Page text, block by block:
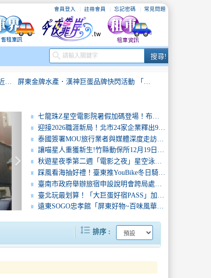
會員登入 註冊會員 忘記密碼 常見問題
搜
尋
search 搜尋!
2026臺南全國鐵人三項錦標賽安平登場近千名選手挑戰極限展現運動城市活力 屏東金牌水產．漢神巨蛋品牌快閃活動 「名廚料理 × 金牌業者齊聚，展現產地到餐桌魅力」
新加坡NATAS春季旅展登場 澎湖跨海行銷 拓展國際觀光新契機
泰國簽署MOU旅行業者與媒體深度走訪屏東 強化屏東旅遊印象 2026嘉義市購物節7月開跑！滿500元抽百萬元豪華汽車、百萬現金大獎抽不完
2026義大世界999秒跨年煙火秀 史上最浪漫鉅獻
2026臺南全國鐵人三項錦標賽安平登場近千名選手挑戰極限展現運動城市活力 屏東金牌水產．漢神巨蛋品牌快閃活動 「名廚料理 × 金牌業者齊聚，展現產地到餐桌魅力」
寒單爺首炸震撼開場！2026臺東元宵嘉年華登場，煙火晚會3/7點亮海濱
keyboard_arrow_right
七龍珠Z星空電影院暑假加碼登場！布羅利劇場版7月21日18時15分免費放映 限量發送1,000支《七龍珠Z》主題透扇
迎接2026職涯新局！北市24家企業釋出905職缺搶人才
泰國簽署MOU旅行業者與媒體深度走訪屏東 強化屏東旅遊印象
讓喵星人重獲新生!竹縣動保所12月19日開放認養29隻品種貓
秋遊星夜季第二週「電影之夜」星空泳池浪漫開映
踩風看海抽好禮！臺東推YouBike冬日騎旅實踐低碳生活還有機會住知名飯店好康只到月底
臺南市政府舉辦旅宿申設說明會跨局處聯手輔導合法經營，打造優質住宿環境
臺北玩最划算！「大巨蛋好宿PASS」加碼抽限量GD演唱會周邊、住宿再抽多重好禮
遠東SOGO忠孝館「屏東好物~百味風華」屏東物產展
format_line_spacing 排序